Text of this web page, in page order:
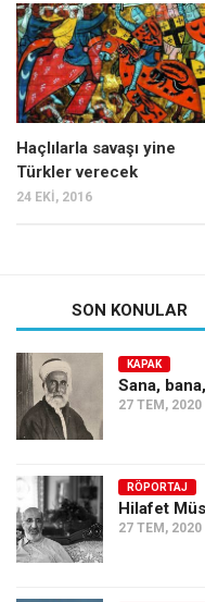
Mehmet Ali Tekin
Abir E. Nahas
Amina S.
Bağdagül Öz
Esra Elönü
Kategoriler
Kültür Sanat
Kitap
Karisi kitap sualleri
7 soruda bu hafta
Ekonomi
Spor
Haçlılarla savaşı yine
Türkler verecek
24 EKI, 2016
SON KONULAR
KAPAK
Sana,
27 TEM, 2020
RÖPORTAJ
Hilafet
27 TEM, 2020